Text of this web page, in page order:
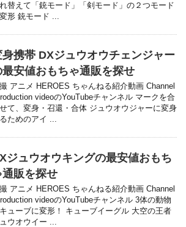
替えて「銃モード」「剣モード」の２つモード
形 銃モード ...
身携帯 DXジュウオウチェンジャー
最安値おもちゃ通販を探せ
アニメ HEROES ちゃんねる紹介動画 Channel
videoのYouTubeチャンネル マークを合
て、変身・召還・合体 ジュウオウジャーに変身
ためのアイ ...
ジュウオウキングの最安値おもち
通販を探せ
アニメ HEROES ちゃんねる紹介動画 Channel
videoのYouTubeチャンネル 3体の動物
ューブに変形！ キューブイーグル 大空の王者
ウオウイー ...